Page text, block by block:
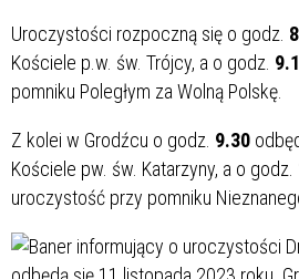
Uroczystości rozpoczną się o godz.
Kościele p.w. św. Trójcy, a o godz.
pomniku Poległym za Wolną Polskę.
Z kolei w Grodźcu o godz. 9.30
Kościele pw. św. Katarzyny, a o godz.
uroczystość przy pomniku